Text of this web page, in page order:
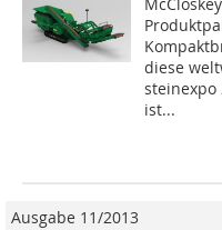
diese
steinexpo
ist...
Ausgabe 11/2013